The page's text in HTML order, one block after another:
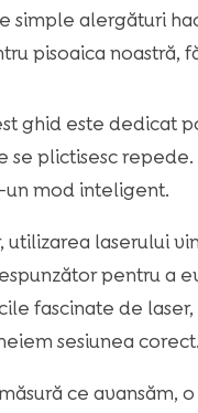
simple alergături
pisoaica noastră,
ghid este dedicat
se plictisesc
un mod inteligent.
utilizarea laserului
pentru a
fascinate de
sesiunea corect.
ce avansăm,